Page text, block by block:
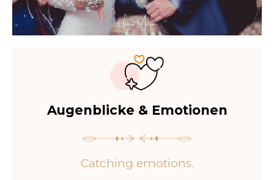
Augenblicke & Emotionen
Catching emotions.